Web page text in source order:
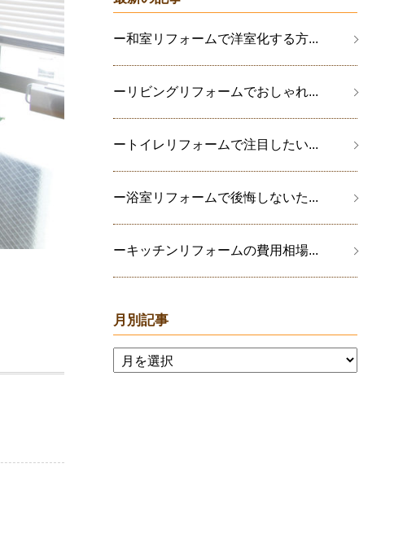
ー和室リフォームで洋室化する方...
ーリビングリフォームでおしゃれ...
ートイレリフォームで注目したい...
ー浴室リフォームで後悔しないた...
ーキッチンリフォームの費用相場...
月別記事